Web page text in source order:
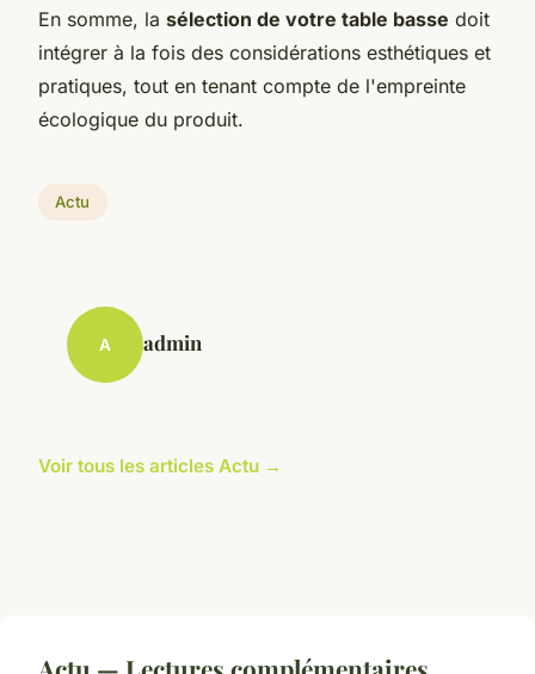
En somme, la sélection de votre table basse doit
intégrer à la fois des considérations esthétiques et
pratiques, tout en tenant compte de l'empreinte
écologique du produit.
Actu
A admin
Voir tous les articles Actu →